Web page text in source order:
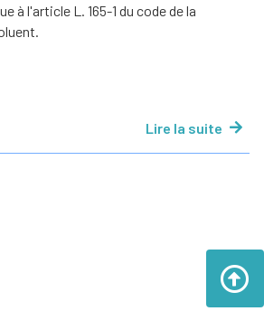
à l'article L. 165-1 du code de la
Lire la suite